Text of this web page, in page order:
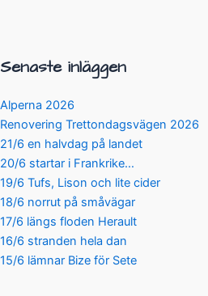
Senaste inläggen
Alperna 2026
Renovering Trettondagsvägen 2026
21/6 en halvdag på landet
20/6 startar i Frankrike…
19/6 Tufs, Lison och lite cider
18/6 norrut på småvägar
17/6 längs floden Herault
16/6 stranden hela dan
15/6 lämnar Bize för Sete